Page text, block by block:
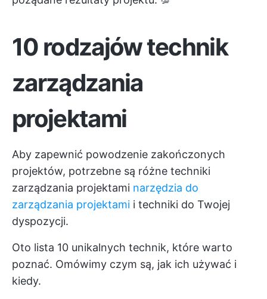
10 rodzajów technik
zarządzania
projektami
Aby zapewnić powodzenie zakończonych
projektów, potrzebne są różne techniki
zarządzania projektami narzędzia do
zarządzania projektami i techniki do Twojej
dyspozycji.
Oto lista 10 unikalnych technik, które warto
poznać. Omówimy czym są, jak ich używać i
kiedy.